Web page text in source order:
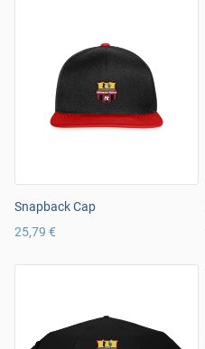
Snapback Cap
25,79 €